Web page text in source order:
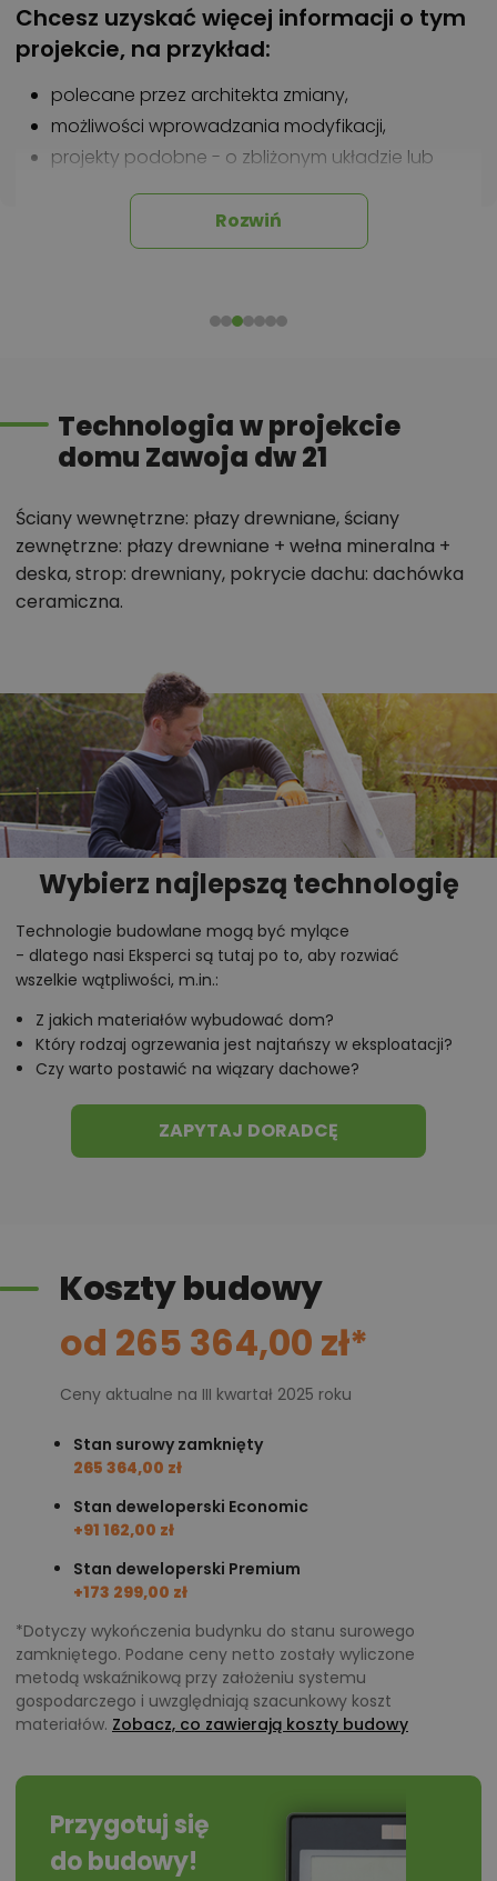
Chcesz uzyskać więcej informacji o tym
projekcie, na przykład:
polecane przez architekta zmiany,
możliwości wprowadzania modyfikacji,
projekty podobne - o zbliżonym układzie lub
parametrach,
optymalizacja kosztów budowy domu według
tego projektu,
pomieszczeń, instalacje, materiały?
Rozwiń
Technologia w projekcie
domu Zawoja dw 21
Ściany wewnętrzne: płazy drewniane, ściany
zewnętrzne: płazy drewniane + wełna mineralna +
deska, strop: drewniany, pokrycie dachu: dachówka
ceramiczna.
Wybierz najlepszą technologię
Technologie budowlane mogą być mylące
- dlatego nasi Eksperci są tutaj po to, aby rozwiać
wszelkie wątpliwości, m.in.:
Z jakich materiałów wybudować dom?
Który rodzaj ogrzewania jest najtańszy w eksploatacji?
Czy warto postawić na wiązary dachowe?
ZAPYTAJ DORADCĘ
Koszty budowy
od 265 364,00 zł*
Ceny aktualne na III kwartał 2025 roku
Stan surowy zamknięty
265 364,00 zł
Stan deweloperski Economic
+91 162,00 zł
Stan deweloperski Premium
+173 299,00 zł
*Dotyczy wykończenia budynku do stanu surowego
zamkniętego. Podane ceny netto zostały wyliczone
metodą wskaźnikową przy założeniu systemu
gospodarczego i uwzględniają szacunkowy koszt
materiałów. Zobacz, co zawierają koszty budowy
Przygotuj się
do budowy!